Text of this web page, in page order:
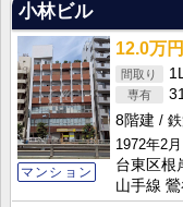
小林ビル
マンション
12.0万円
8階建
1972年2月
台東区根
山手線